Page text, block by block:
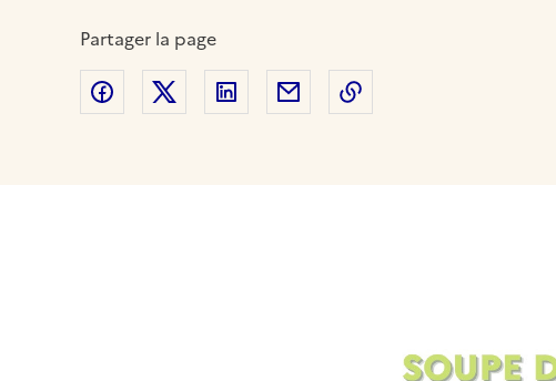
Partager la page
Partager sur Facebook
Partager sur Twitter
Partager sur LinkedIn
Partager par email